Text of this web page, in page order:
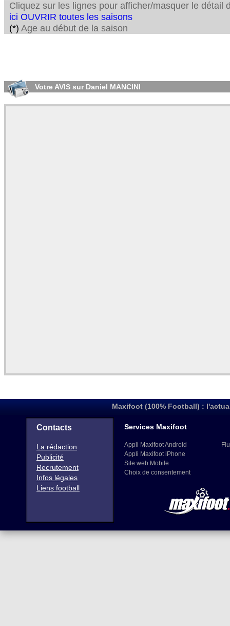
Cliquez sur les lignes pour afficher/masquer le détail
ici OUVRIR toutes les saisons
(*) Age au début de la saison
Votre AVIS sur Daniel MANCINI
Maxifoot (100% Football) :
Contacts
La rédaction
Publicité
Recrutement
Infos légales
Liens football
Services Maxifoot
Appli Maxifoot Android
Appli Maxifoot iPhone
Site web Mobile
Choix de consentement